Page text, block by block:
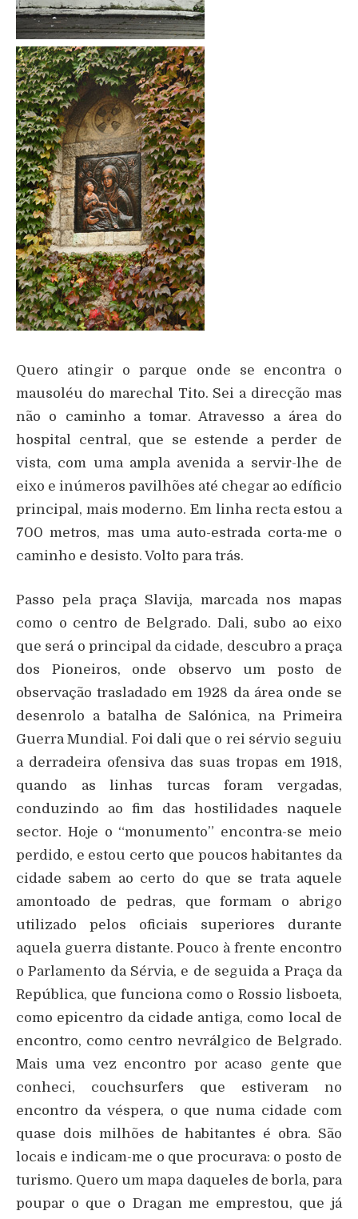
Quero atingir o parque onde se encontra o
mausoléu do marechal Tito. Sei a direcção mas
não o caminho a tomar. Atravesso a área do
hospital central, que se estende a perder de
vista, com uma ampla avenida a servir-lhe de
eixo e inúmeros pavilhões até chegar ao edíficio
principal, mais moderno. Em linha recta estou a
700 metros, mas uma auto-estrada corta-me o
caminho e desisto. Volto para trás.
Passo pela praça Slavija, marcada nos mapas
como o centro de Belgrado. Dali, subo ao eixo
que será o principal da cidade, descubro a praça
dos Pioneiros, onde observo um posto de
observação trasladado em 1928 da área onde se
desenrolo a batalha de Salónica, na Primeira
Guerra Mundial. Foi dali que o rei sérvio seguiu
a derradeira ofensiva das suas tropas em 1918,
quando as linhas turcas foram vergadas,
conduzindo ao fim das hostilidades naquele
sector. Hoje o “monumento” encontra-se meio
perdido, e estou certo que poucos habitantes da
cidade sabem ao certo do que se trata aquele
amontoado de pedras, que formam o abrigo
utilizado pelos oficiais superiores durante
aquela guerra distante. Pouco à frente encontro
o Parlamento da Sérvia, e de seguida a Praça da
República, que funciona como o Rossio lisboeta,
como epicentro da cidade antiga, como local de
encontro, como centro nevrálgico de Belgrado.
Mais uma vez encontro por acaso gente que
conheci, couchsurfers que estiveram no
encontro da véspera, o que numa cidade com
quase dois milhões de habitantes é obra. São
locais e indicam-me o que procurava: o posto de
turismo. Quero um mapa daqueles de borla, para
poupar o que o Dragan me emprestou, que já